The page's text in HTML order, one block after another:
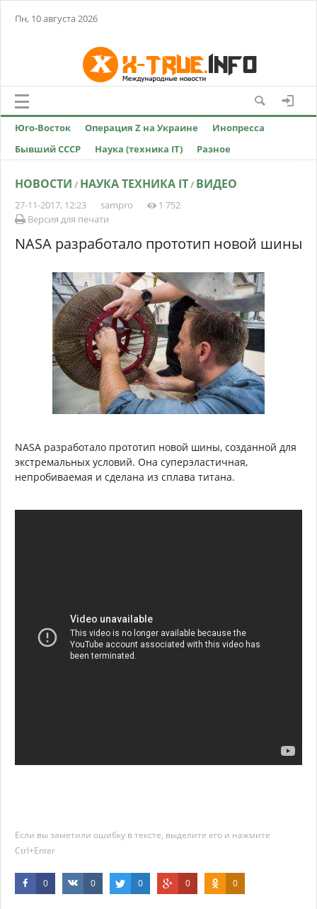
Пн, 10 августа 2026
Юго-Восток Операция Z на Украине
Инопресса
Бывший СССР
Наука (техника IT) Разное
НОВОСТИ / НАУКА ТЕХНИКА IT/ ВИДЕО
27-11-2017, 12:23 sampro
1 752
Версия для печати
NASA разработало прототип новой шины
NASA разработало прототип новой шины, созданной для
экстремальных условий. Она суперэластичная,
непробиваемая и сделана из сплава титана.
Если вы заметили ошибку в тексте, выделите его и нажмите
Ctrl+Enter
0 0 0 0 0